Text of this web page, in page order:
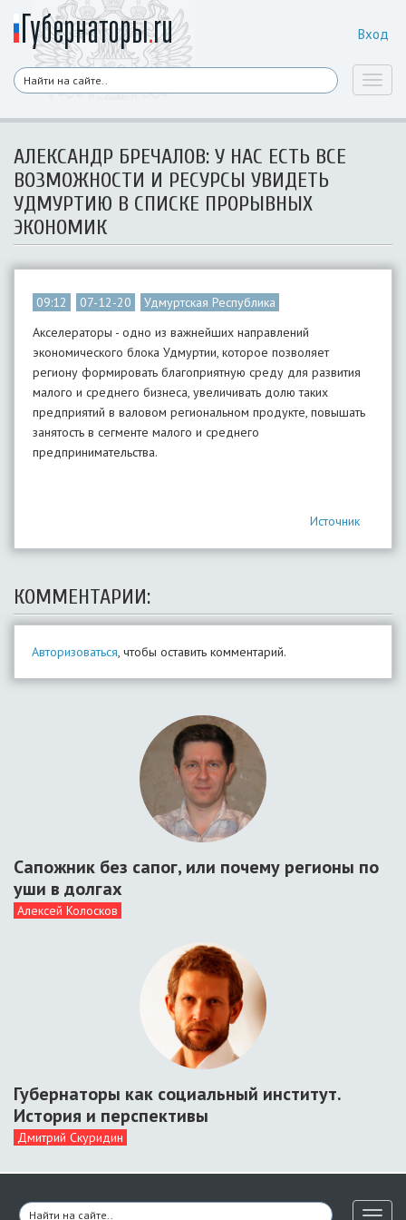
Вход
АЛЕКСАНДР БРЕЧАЛОВ: У НАС ЕСТЬ ВСЕ
ВОЗМОЖНОСТИ И РЕСУРСЫ УВИДЕТЬ
УДМУРТИЮ В СПИСКЕ ПРОРЫВНЫХ
ЭКОНОМИК
09:12 07-12-20
Удмуртская Республика
Акселераторы - одно из важнейших направлений
экономического блока Удмуртии, которое позволяет
региону формировать благоприятную среду для развития
малого и среднего бизнеса, увеличивать долю таких
предприятий в валовом региональном продукте, повышать
занятость в сегменте малого и среднего
предпринимательства.
Источник
КОММЕНТАРИИ:
Авторизоваться, чтобы оставить комментарий.
Сапожник без сапог, или почему регионы по
уши в долгах
Алексей Колосков
Губернаторы как социальный институт.
История и перспективы
Дмитрий Скуридин